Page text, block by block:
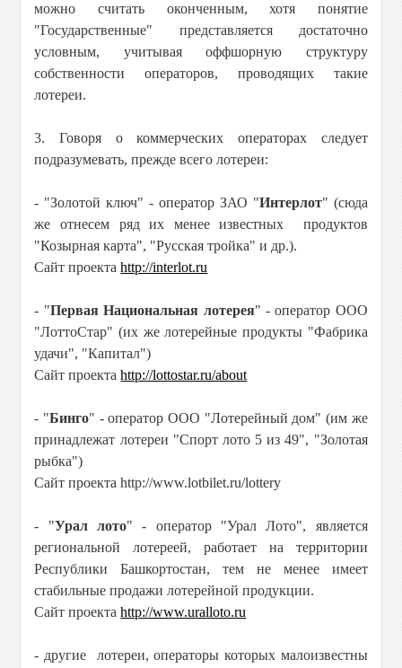
можно считать оконченным, хотя понятие
"Государственные" представляется достаточно
условным, учитывая оффшорную структуру
собственности операторов, проводящих такие
лотереи.
3. Говоря о коммерческих операторах следует
подразумевать, прежде всего лотереи:
- "Золотой ключ" - оператор ЗАО "Интерлот" (сюда
же отнесем ряд их менее известных продуктов
"Козырная карта", "Русская тройка" и др.).
Сайт проектаhttp://interlot.ru
- "Первая Национальная лотерея" - оператор ООО
"ЛоттоСтар" (их же лотерейные продукты "Фабрика
удачи", "Капитал")
Сайт проектаhttp://lottostar.ru/about
- "Бинго" - оператор ООО "Лотерейный дом" (им же
принадлежат лотереи "Спорт лото 5 из 49", "Золотая
рыбка")
Сайт проекта http://www.lotbilet.ru/lottery
- "Урал лото" - оператор "Урал Лото", является
региональной лотереей, работает на территории
Республики Башкортостан, тем не менее имеет
стабильные продажи лотерейной продукции.
Сайт проектаhttp://www.uralloto.ru
- другие лотереи, операторы которых малоизвестны